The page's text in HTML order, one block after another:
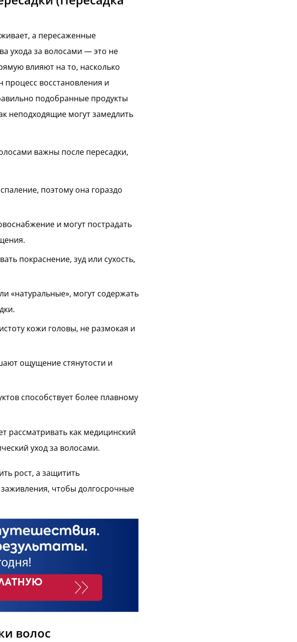
а пересаженные
ухода за волосами — это не
влияют на то, насколько
восстановления и
подобранные продукты
неподходящие могут замедлить
важны после пересадки,
поэтому она гораздо
и могут пострадать
покраснение, зуд или сухость,
«натуральные», могут содержать
кожи головы, не размокая и
ощущение стянутости и
способствует более плавному
рассматривать как медицинский
уход за волосами.
рост, а защитить
чтобы долгосрочные
волос